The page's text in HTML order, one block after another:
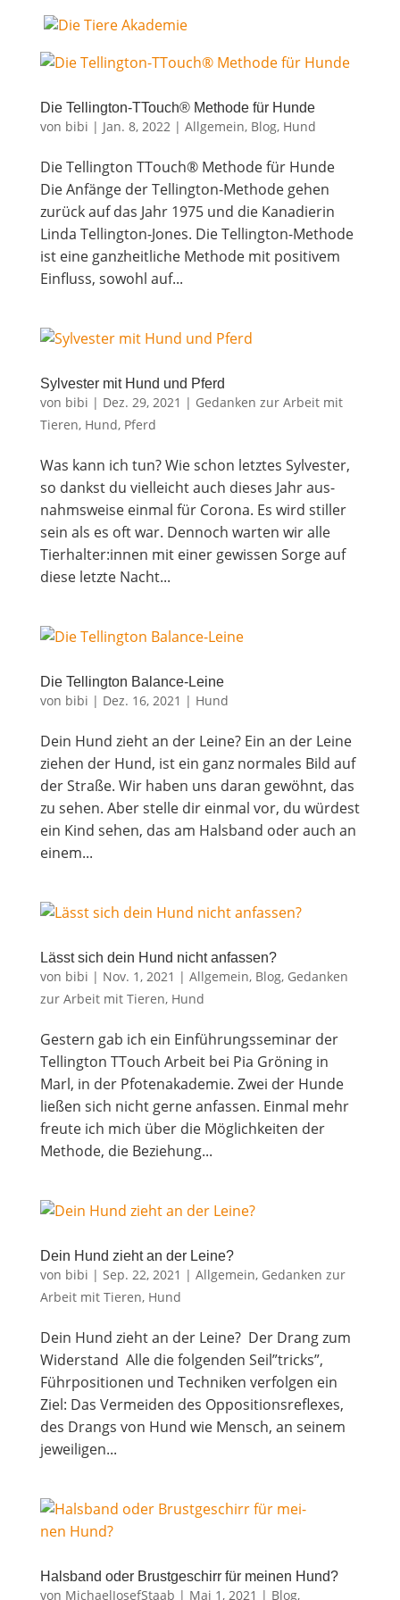
Die Tel­ling­ton-TTouch® Metho­de für Hunde
von bibi | Jan. 8, 2022| Allgemein, Blog, Hund
Die Tel­ling­ton TTouch® Metho­de für Hunde
Die Anfän­ge der Tel­ling­ton-Metho­de gehen
zurück auf das Jahr 1975 und die Kana­die­rin
Lin­da Tel­ling­ton-Jones. Die Tel­ling­ton-Metho­de
ist eine ganz­heit­li­che Metho­de mit posi­ti­vem
Ein­fluss, sowohl auf...
Syl­ves­ter mit Hund und Pferd
von bibi | Dez. 29, 2021 | Gedanken zur Arbeit mit
Tieren, Hund, Pferd
Was kann ich tun? Wie schon letz­tes Syl­ves­ter,
so dankst du viel­leicht auch die­ses Jahr aus­
nahms­wei­se ein­mal für Coro­na. Es wird stil­ler
sein als es oft war. Den­noch war­ten wir alle
Tierhalter:innen mit einer gewis­sen Sor­ge auf
die­se letz­te Nacht...
Die Tel­ling­ton Balance-Leine
von bibi | Dez. 16, 2021 | Hund
Dein Hund zieht an der Leine? Ein an der Lei­ne
zie­hen der Hund, ist ein ganz nor­ma­les Bild auf
der Stra­ße. Wir haben uns dar­an gewöhnt, das
zu sehen. Aber stel­le dir ein­mal vor, du wür­dest
ein Kind sehen, das am Hals­band oder auch an
einem...
Lässt sich dein Hund nicht anfassen?
von bibi | Nov. 1, 2021 | Allgemein, Blog, Gedanken
zur Arbeit mit Tieren, Hund
Ges­tern gab ich ein Ein­füh­rungs­se­mi­nar der
Tel­ling­ton TTouch Arbeit bei Pia Grö­ning in
Marl, in der Pfo­ten­aka­de­mie. Zwei der Hun­de
lie­ßen sich nicht ger­ne anfas­sen. Ein­mal mehr
freu­te ich mich über die Mög­lich­kei­ten der
Metho­de, die Bezie­hung...
Dein Hund zieht an der Leine?
von bibi | Sep. 22, 2021 | Allgemein, Gedanken zur
Arbeit mit Tieren, Hund
Dein Hund zieht an der Leine? Der Drang zum
Widerstand Alle die fol­gen­den Seil”tricks”,
Führ­po­si­tio­nen und Tech­ni­ken ver­fol­gen ein
Ziel: Das Ver­mei­den des Oppo­si­ti­ons­re­fle­xes,
des Drangs von Hund wie Mensch, an sei­nem
jewei­li­gen...
Hals­band oder Brust­ge­schirr für mei­nen Hund?
von MichaelJosefStaab | Mai 1, 2021 | Blog,